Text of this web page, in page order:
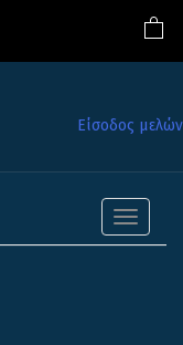
Είσοδος μελών
Toggle